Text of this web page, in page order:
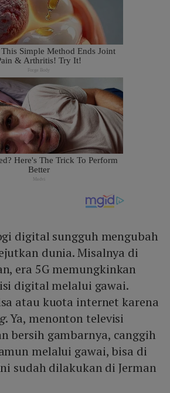
digital sungguh mengubah
dunia. Misalnya di
era 5G memungkinkan
digital melalui gawai.
atau kuota internet karena
. Ya, menonton televisi
bersih gambarnya, canggih
melalui gawai, bisa di
sudah dilakukan di Jerman